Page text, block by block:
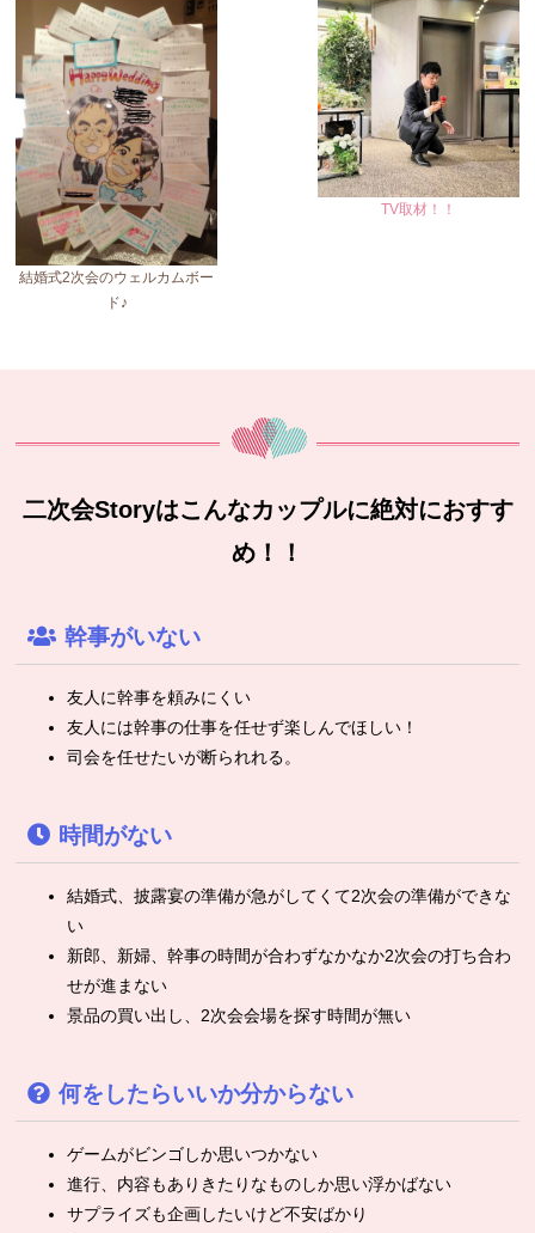
結婚式2次会のウェルカムボー
ド♪
TV取材！！
二次会Storyはこんなカップルに絶対におすす
め！！
幹事がいない
友人に幹事を頼みにくい
友人には幹事の仕事を任せず楽しんでほしい！
司会を任せたいが断られれる。
時間がない
結婚式、披露宴の準備が急がしてくて2次会の準備ができな
い
新郎、新婦、幹事の時間が合わずなかなか2次会の打ち合わ
せが進まない
景品の買い出し、2次会会場を探す時間が無い
何をしたらいいか分からない
ゲームがビンゴしか思いつかない
進行、内容もありきたりなものしか思い浮かばない
サプライズも企画したいけど不安ばかり